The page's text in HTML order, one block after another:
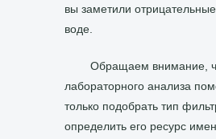
вы заметили
воде.
Обращаем внимание,
лабораторного анализа
только подобрать тип
определить его ресурс